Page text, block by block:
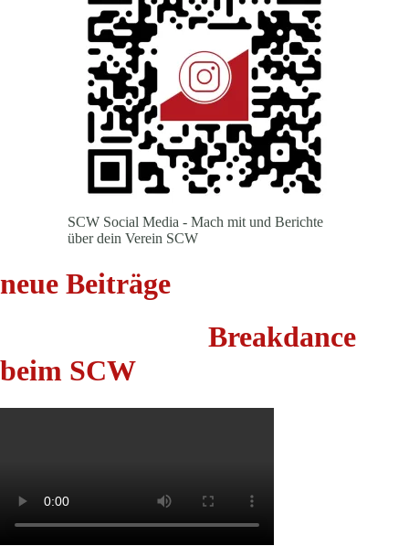
SCW Social Media - Mach mit und Berichte
über dein Verein SCW
neue Beiträge
Breakdance
beim SCW